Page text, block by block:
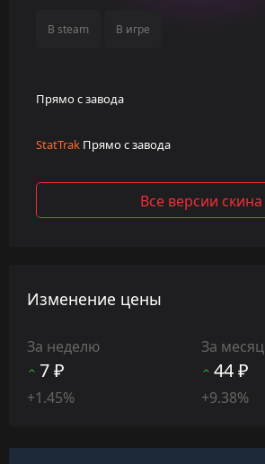
В steam В игре
Прямо с завода
StatTrak Прямо с завода
Все версии скина
Изменение цены
За неделю
7 ₽
+1.45%
За месяц
44 ₽
+9.38%